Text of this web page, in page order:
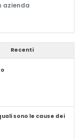
azienda
Recenti
sono le cause dei